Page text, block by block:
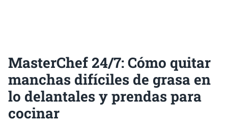
MasterChef 24/7: Cómo quitar
manchas difíciles de grasa en
lo delantales y prendas para
cocinar